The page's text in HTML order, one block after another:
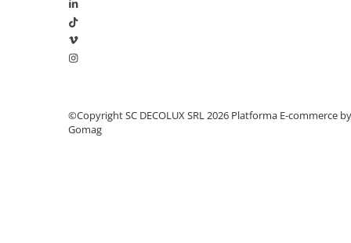
©Copyright SC DECOLUX SRL 2026 Platforma E-commerce by
Gomag